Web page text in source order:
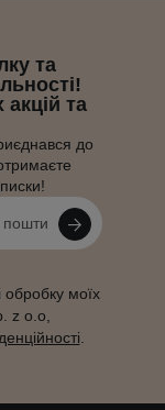
та
та
до
обробку моїх
z o.o,